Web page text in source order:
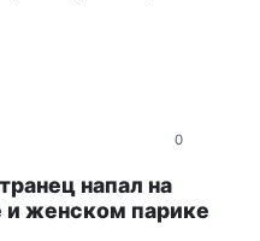
0
напал на
женском парике